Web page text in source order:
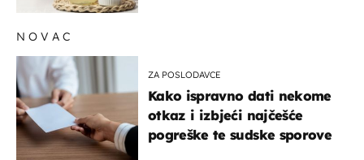
NOVAC
ZA POSLODAVCE
Kako ispravno dati nekome
otkaz i izbjeći najčešće
pogreške te sudske sporove